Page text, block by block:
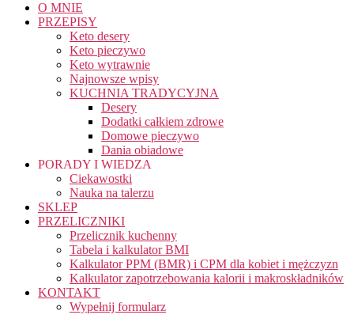
O MNIE
PRZEPISY
Keto desery
Keto pieczywo
Keto wytrawnie
Najnowsze wpisy
KUCHNIA TRADYCYJNA
Desery
Dodatki całkiem zdrowe
Domowe pieczywo
Dania obiadowe
PORADY I WIEDZA
Ciekawostki
Nauka na talerzu
SKLEP
PRZELICZNIKI
Przelicznik kuchenny
Tabela i kalkulator BMI
Kalkulator PPM (BMR) i CPM dla kobiet i mężczyzn
Kalkulator zapotrzebowania kalorii i makroskładników
KONTAKT
Wypełnij formularz